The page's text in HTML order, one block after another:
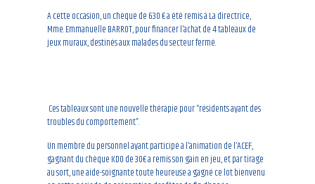
A cette occasion, un chèque de 630 € a été remis à La directrice,
Mme. Emmanuelle BARROT, pour financer l’achat de 4 tableaux de
jeux muraux, destinés aux malades du secteur fermé.
Ces tableaux sont une nouvelle thérapie pour “résidents ayant des
troubles du comportement”.
Un membre du personnel ayant participé à l’animation de l’ACEF,
gagnant du chèque KDO de 30€ a remis son gain en jeu, et par tirage
au sort, une aide-soignante toute heureuse a gagné ce lot bienvenu